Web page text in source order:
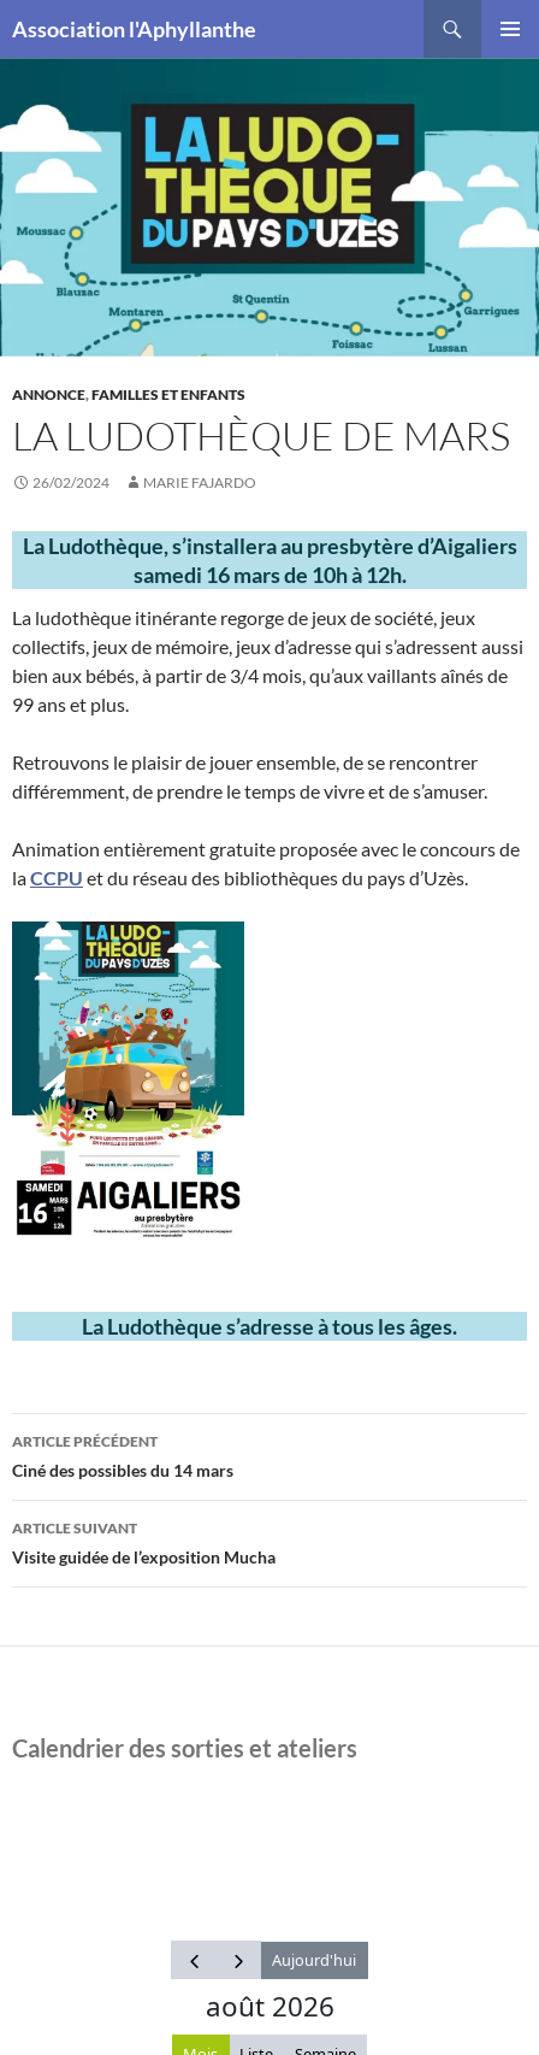
Association l'Aphyllanthe
CONTENU
ANNONCE,FAMILLES ET ENFANTS
LA LUDOTHÈQUE DE MARS
26/02/2024 MARIE FAJARDO
La Ludothèque, s’installera au presbytère d’Aigaliers
samedi 16 mars de 10h à 12h.
La ludothèque itinérante regorge de jeux de société, jeux
collectifs, jeux de mémoire, jeux d’adresse qui s’adressent aussi
bien aux bébés, à partir de 3/4 mois, qu’aux vaillants aînés de
99 ans et plus.
Retrouvons le plaisir de jouer ensemble, de se rencontrer
différemment, de prendre le temps de vivre et de s’amuser.
Animation entièrement gratuite proposée avec le concours de
laCCPU et du réseau des bibliothèques du pays d’Uzès.
La Ludothèque s’adresse à tous les âges.
Navigation
des
articles
ARTICLE PRÉCÉDENT
Ciné des possibles du 14 mars
ARTICLE SUIVANT
Visite guidée de l’exposition Mucha
Calendrier des sorties et ateliers